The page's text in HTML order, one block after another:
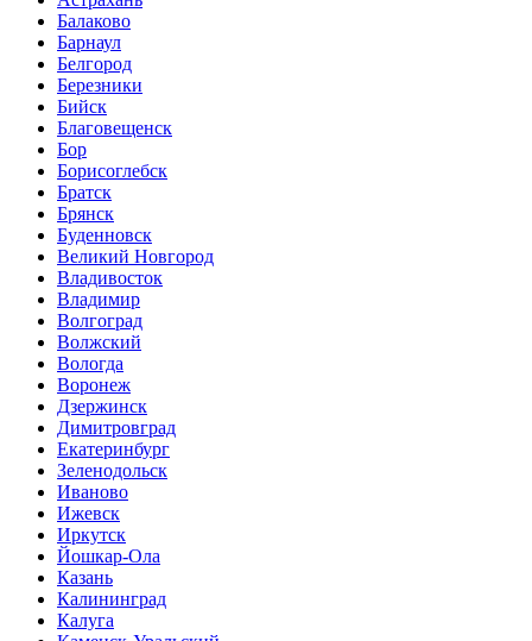
Балаково
Барнаул
Белгород
Березники
Бийск
Благовещенск
Бор
Борисоглебск
Братск
Брянск
Буденновск
Великий Новгород
Владивосток
Владимир
Волгоград
Волжский
Вологда
Воронеж
Дзержинск
Димитровград
Екатеринбург
Зеленодольск
Иваново
Ижевск
Иркутск
Йошкар-Ола
Казань
Калининград
Калуга